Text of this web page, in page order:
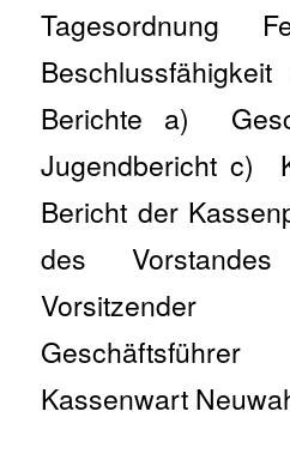
Tagesordnung
Berichte a)
Jugendbericht c)
Bericht der
des
Kassenwart